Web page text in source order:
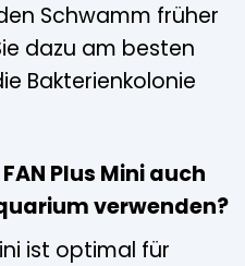
Schwamm früher
dazu am besten
Bakterienkolonie
Plus Mini auch
verwenden?
ist optimal für